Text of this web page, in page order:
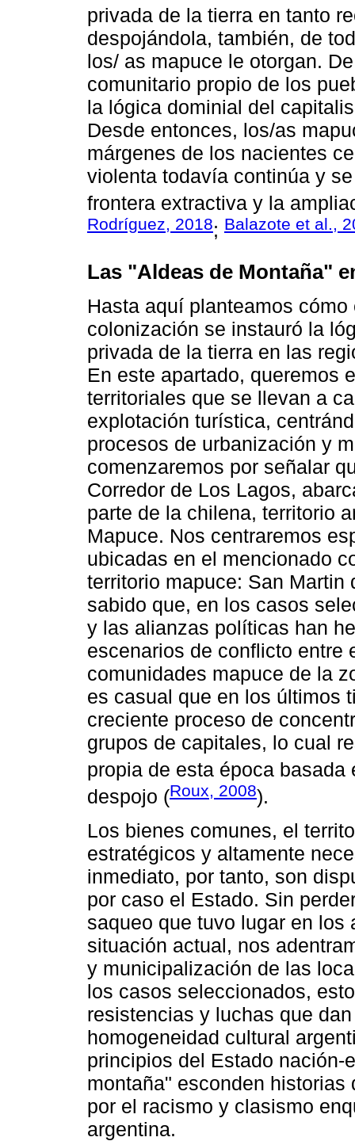
privada de la tierra en tanto
despojándola, también, de
los/ as mapuce le otorgan.
comunitario propio de los
la lógica dominial del
Desde entonces, los/as
márgenes de los nacientes
violenta todavía continúa y
frontera extractiva y la
Rodríguez, 2018; Balazote et al.,
Las "Aldeas de Montaña"
Hasta aquí planteamos
colonización se instauró la
privada de la tierra en las
En este apartado, queremos
territoriales que se llevan a
explotación turística,
procesos de urbanización y
comenzaremos por señalar
Corredor de Los Lagos,
parte de la chilena, territorio
Mapuce. Nos centraremos
ubicadas en el mencionado
territorio mapuce: San
sabido que, en los casos
y las alianzas políticas han
escenarios de conflicto entre
comunidades mapuce de la
es casual que en los últimos
creciente proceso de
grupos de capitales, lo cual
propia de esta época basada
despojo (Roux, 2008).
Los bienes comunes, el
estratégicos y altamente
inmediato, por tanto, son
por caso el Estado. Sin
saqueo que tuvo lugar en
situación actual, nos
y municipalización de las
los casos seleccionados,
resistencias y luchas que
homogeneidad cultural
principios del Estado
montaña" esconden
por el racismo y clasismo
argentina.